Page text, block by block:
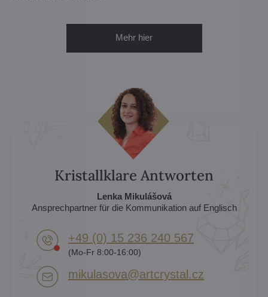
Mehr hier
Kristallklare Antworten
Lenka Mikulášová
Ansprechpartner für die Kommunikation auf Englisch
+49 (0) 15 236 240 567
(Mo-Fr 8:00-16:00)
mikulasova​@artcrystal​.cz